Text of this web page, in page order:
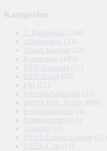
Kategorien
2. Bundesliga (148)
Allgemeines (23)
Blauer Montag (22)
Bundesliga (445)
DFB-Auswahl (17)
DFB-Pokal (62)
EM (21)
Freundschaftsspiel (22)
Hertha BSC Berlin (699)
Relegationsspiel (4)
Schiedsrichter
(21)
Transfers (7)
UEFA Europa League (22)
UEFA-Cup (12)